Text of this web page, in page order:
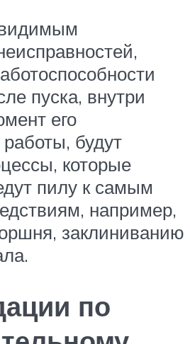
пуска, внутри
его
будут
которые
пилу к самым
например,
заклиниванию
по